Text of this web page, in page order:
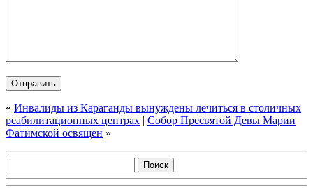
« Инвалиды из Караганды вынуждены лечиться в столичных
реабилитационных центрах | Собор Пресвятой Девы Марии
Фатимской освящен »